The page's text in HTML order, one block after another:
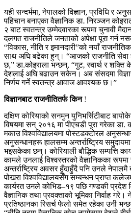
यही सन्दर्भमा, नेपालको विज्ञान, प्रविधि र
पहिचान बनाएका वैज्ञानिक डा. निरञ्जन
२ बाट स्वतन्त्र उम्मेदवारका रूपमा चुनावी
दलगत राजनीतिले जनताको अपेक्षा पूरा गर्न
“विकास, नीति र इमानदारी”को नयाँ
साथ अघि बढेका हुन्। “आजको राजनीति सेवा
छ,” डा.कोइराला भन्छन्, “गुट, स्वार्थ र शक्ति
देशलाई अघि बढाउन सकेन। अब संसदमा
निर्णय गर्ने स्वतन्त्र आवाज आवश्यक छ।”
विज्ञानबाट राजनीतितर्फ किन!
दक्षिण कोरियाको सनमुन युनिभर्सिटीबाट
विषयमा सन् २०१६ मा पीएचडी पूरा गरेका डा.
मकाउ विश्वविद्यालयमा पोस्टडक्टोरल
अनुसन्धानहरू हालसम्म अन्तर्राष्ट्रिय
भइसकेका छन्। कोरियाली बौद्धिक सम्पत्ति
कामले उनलाई विश्वस्तरको वैज्ञानिकका
अन्तर्राष्ट्रिय अवसर हुँदाहुँदै पनि उनले नेपालमै
पोखरा विश्वविद्यालयसँग सम्बन्धन प्राप्त
कार्यरत उनले कोभिड–१९ पछि गण्डकी प्रदेश
वैज्ञानिक तथा प्रवक्ताको भूमिका निर्वाह गरे।
प्रतिष्ठानका रिसर्च फेलो समेत रहेका उनी